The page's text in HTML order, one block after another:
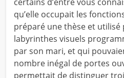
certains d’entre vous
qu’elle occupait les
préparé une thèse et utilisé
labyrinthes visuels
par son mari, et qui
nombre inégal de portes
permettait de distinguer